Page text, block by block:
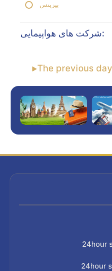
بیزینس
شرکت های هواپیمایی:
The previous day
24hour
24hour